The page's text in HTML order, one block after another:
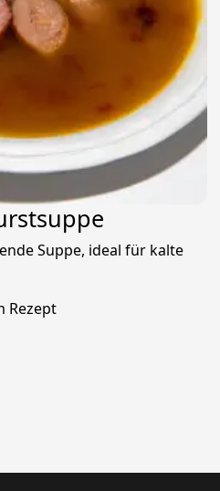
Suppe, ideal für kalte
Rezept